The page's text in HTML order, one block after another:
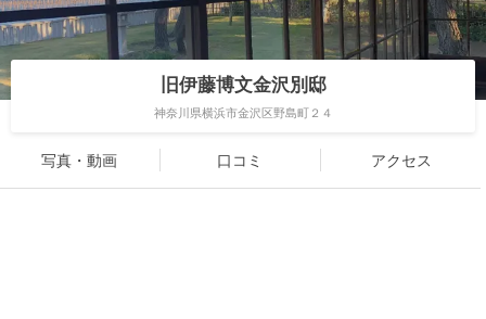
旧伊藤博文金沢別邸
神奈川県横浜市金沢区野島町２４
写真・動画 口コミ アクセス